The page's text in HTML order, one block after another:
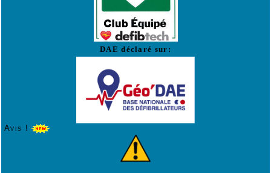
DAE déclaré sur:
Avis !